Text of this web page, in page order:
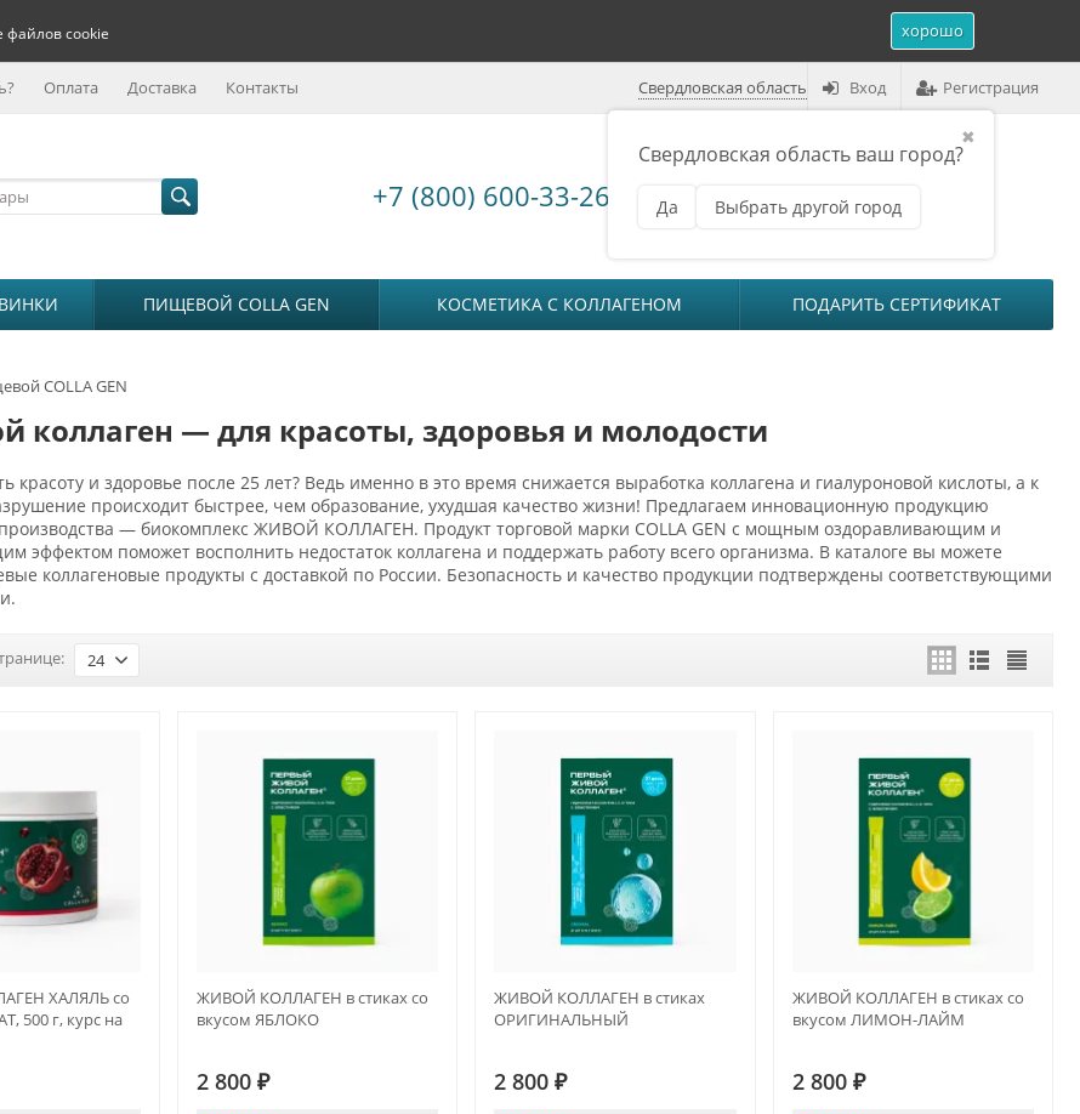
файлов cookie хорошо
Свердловская область
✖
Свердловская область ваш город?
Да Выбрать другой город
Вход Регистрация
Оплата Доставка Контакты
+7 (800) 600-33-26 на сумму
ПИЩЕВОЙ COLLA GEN КОСМЕТИКА С КОЛЛАГЕНОМ ПОДАРИТЬ СЕРТИФИКАТ
COLLA GEN
коллаген — для красоты, здоровья и молодости
красоту и здоровье после 25 лет? Ведь именно в это время снижается выработка коллагена и гиалуроновой кислоты, а к
происходит быстрее, чем образование, ухудшая качество жизни! Предлагаем инновационную продукцию
производства — биокомплекс ЖИВОЙ КОЛЛАГЕН. Продукт торговой марки COLLA GEN с мощным оздоравливающим и
эффектом поможет восполнить недостаток коллагена и поддержать работу всего организма. В каталоге вы можете
коллагеновые продукты с доставкой по России. Безопасность и качество продукции подтверждены соответствующими
24
ХАЛЯЛЬ со
500 г, курс на
ЖИВОЙ КОЛЛАГЕН в стиках со
вкусом ЯБЛОКО
2 800 ₽
ЖИВОЙ КОЛЛАГЕН в стиках
ОРИГИНАЛЬНЫЙ
2 800₽
ЖИВОЙ КОЛЛАГЕН в стиках со
вкусом ЛИМОН-ЛАЙМ
2 800 ₽